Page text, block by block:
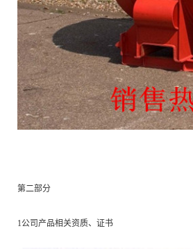
第二部分
1公司产品相关资质、证书